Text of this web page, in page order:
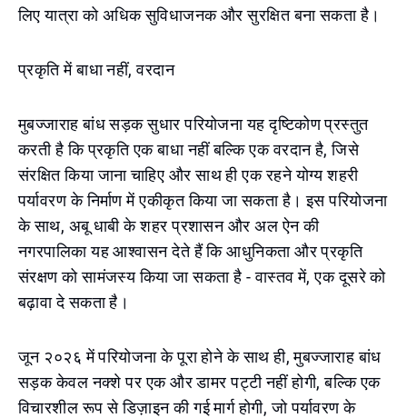
लिए यात्रा को अधिक सुविधाजनक और सुरक्षित बना सकता है।
प्रकृति में बाधा नहीं, वरदान
मुबज्जाराह बांध सड़क सुधार परियोजना यह दृष्टिकोण प्रस्तुत
करती है कि प्रकृति एक बाधा नहीं बल्कि एक वरदान है, जिसे
संरक्षित किया जाना चाहिए और साथ ही एक रहने योग्य शहरी
पर्यावरण के निर्माण में एकीकृत किया जा सकता है। इस परियोजना
के साथ, अबू धाबी के शहर प्रशासन और अल ऐन की
नगरपालिका यह आश्वासन देते हैं कि आधुनिकता और प्रकृति
संरक्षण को सामंजस्य किया जा सकता है - वास्तव में, एक दूसरे को
बढ़ावा दे सकता है।
जून २०२६ में परियोजना के पूरा होने के साथ ही, मुबज्जाराह बांध
सड़क केवल नक्शे पर एक और डामर पट्टी नहीं होगी, बल्कि एक
विचारशील रूप से डिज़ाइन की गई मार्ग होगी, जो पर्यावरण के